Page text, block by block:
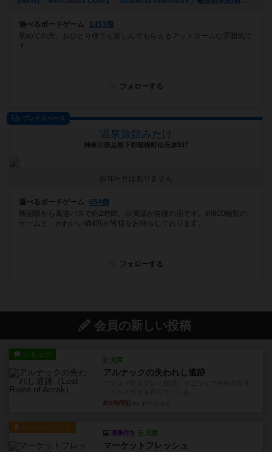
遊べるボードゲーム
1453個
初めての方、おひとり様でも楽しんでもらえるアットホームな雰囲気で
す
フォローする
プレイスペース
温泉旅館みたけ
神奈川県足柄下郡箱根町仙石原937
お知らせはありません
遊べるボードゲーム
654個
新宿駅から高速バスで約2時間。白濁湯が自慢の宿です。約600種類の
ゲームと、かわいい猫4匹が皆様をお待ちしております。
フォローする
会員の新しい投稿
レビュー
充実
アルナックの失われし遺跡
約2時間前
ルール/インスト
画像付き 充実
マーケットフレッシュ